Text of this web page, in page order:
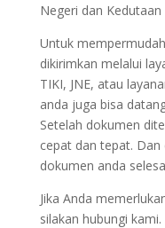
Negeri dan Kedutaan
Untuk
dikirimkan melalui
TIKI, JNE, atau
anda juga bisa
Setelah dokumen
cepat dan tepat.
dokumen anda
Jika Anda
silakan hubungi kami.